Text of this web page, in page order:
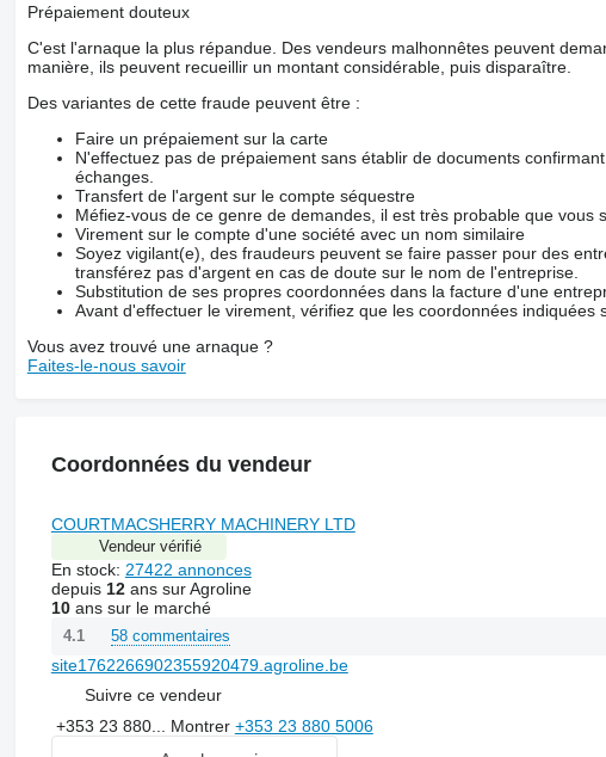
Prépaiement douteux
C'est l'arnaque la plus répandue. Des vendeurs malhonnêtes peuvent
manière, ils peuvent recueillir un montant considérable, puis disparaître.
Des variantes de cette fraude peuvent être :
Faire un prépaiement sur la carte
N'effectuez pas de prépaiement sans établir de documents
échanges.
Transfert de l'argent sur le compte séquestre
Méfiez-vous de ce genre de demandes, il est très probable que vous
Virement sur le compte d'une société avec un nom similaire
Soyez vigilant(e), des fraudeurs peuvent se faire passer pour des
transférez pas d'argent en cas de doute sur le nom de l'entreprise.
Substitution de ses propres coordonnées dans la facture d'une
Avant d'effectuer le virement, vérifiez que les coordonnées
Vous avez trouvé une arnaque ?
Faites-le-nous savoir
Coordonnées du vendeur
COURTMACSHERRY MACHINERY LTD
Vendeur vérifié
En stock: 27422 annonces
depuis 12ans sur Agroline
10ans sur le marché
4.1 58 commentaires
site1762266902355920479.agroline.be
Suivre ce vendeur
+353 23 880... Montrer +353 23 880 5006